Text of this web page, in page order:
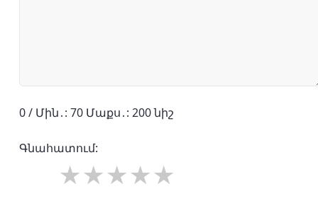
0 / Մին․: 70 Մաքս․: 200 նիշ
Գնահատում: